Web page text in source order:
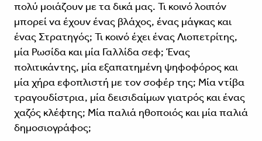
πολύ μοιάζουν με τα δικά μας. Τι κοινό λοιπόν
μπορεί να έχουν ένας βλάχος, ένας μάγκας και
ένας Στρατηγός; Τι κοινό έχει ένας Λιοπετρίτης,
μία Ρωσίδα και μία Γαλλίδα σεφ; Ένας
πολιτικάντης, μία εξαπατημένη ψηφοφόρος και
μία χήρα εφοπλιστή με τον σοφέρ της; Μία ντίβα
τραγουδίστρια, μία δεισιδαίμων γιατρός και ένας
χαζός κλέφτης; Μία παλιά ηθοποιός και μία παλιά
δημοσιογράφος;